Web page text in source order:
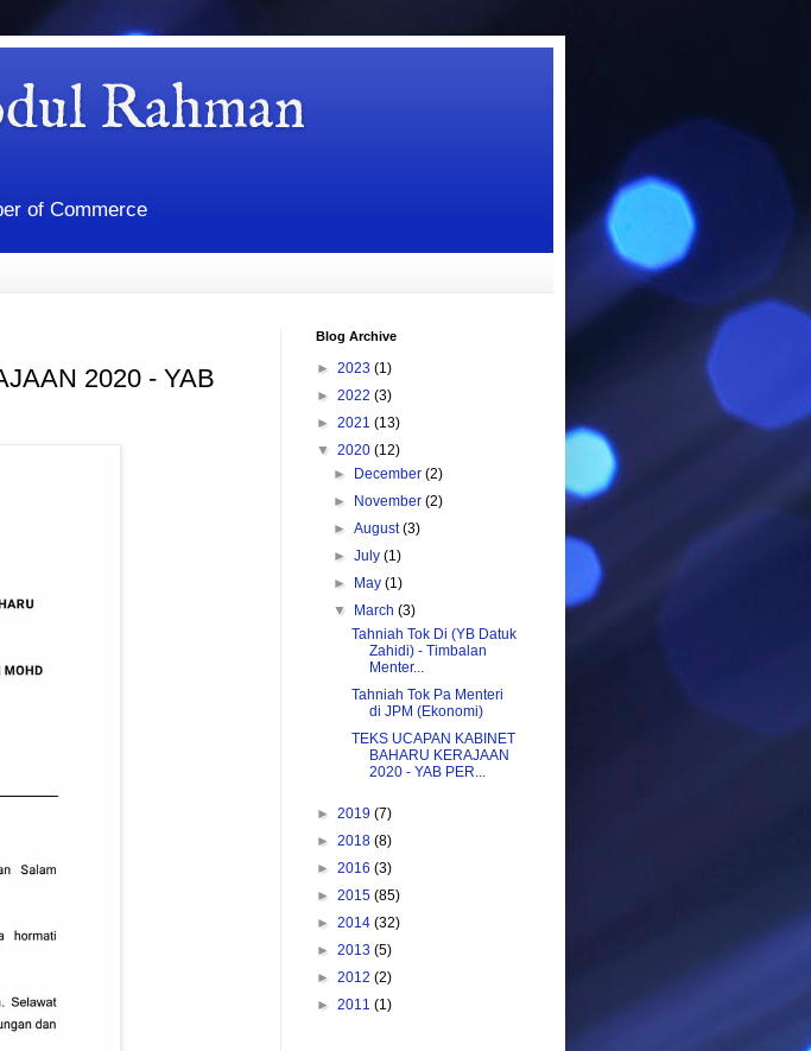
Rahman
of Commerce
2020 - YAB
Blog Archive
► 2023 (1)
► 2022 (3)
► 2021 (13)
▼ 2020 (12)
►
December(2)
►
November(2)
►August(3)
►July(1)
►
May(1)
▼
March(3)
Tahniah Tok Di (YB Datuk
Zahidi) - Timbalan
Menter...
Tahniah Tok Pa Menteri
di JPM (Ekonomi)
TEKS UCAPAN KABINET
BAHARU KERAJAAN
2020 - YAB PER...
► 2019 (7)
► 2018 (8)
► 2016 (3)
► 2015 (85)
► 2014 (32)
► 2013 (5)
► 2012 (2)
► 2011 (1)